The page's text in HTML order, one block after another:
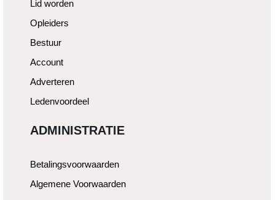
Lid worden
Opleiders
Bestuur
Account
Adverteren
Ledenvoordeel
ADMINISTRATIE
Betalingsvoorwaarden
Algemene Voorwaarden